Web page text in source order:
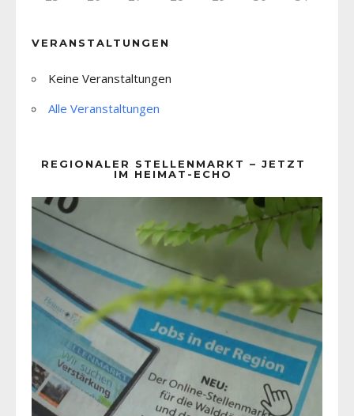
VERANSTALTUNGEN
Keine Veranstaltungen
Alle Veranstaltungen
REGIONALER STELLENMARKT – JETZT
IM HEIMAT-ECHO
Player